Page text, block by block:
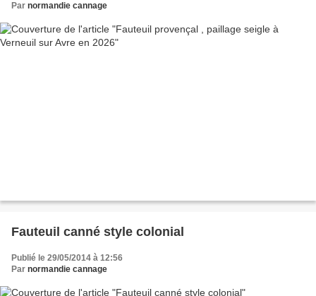
Par normandie cannage
Fauteuil canné style colonial
Publié le 29/05/2014 à 12:56
Par normandie cannage